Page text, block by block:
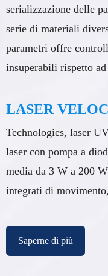
serializzazione delle
serie di materiali
parametri offre
insuperabili rispetto
LASER
Technologies, laser
laser con pompa a
media da 3 W a 200
integrati di
Saperne di più